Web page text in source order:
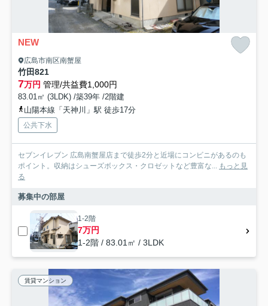
NEW
広島市南区南蟹屋
竹田821
7万円 管理/共益費1,000円
83.01㎡ (3LDK) /築39年 /2階建
山陽本線「天神川」駅 徒歩17分
公共下水
セブンイレブン 広島南蟹屋店まで徒歩2分と近場にコンビニがあるのも
ポイント。収納はシューズボックス・クロゼットなど豊富な... もっと見
る
募集中の部屋
1-2階
7万円
1-2階 / 83.01㎡ / 3LDK
賃貸マンション